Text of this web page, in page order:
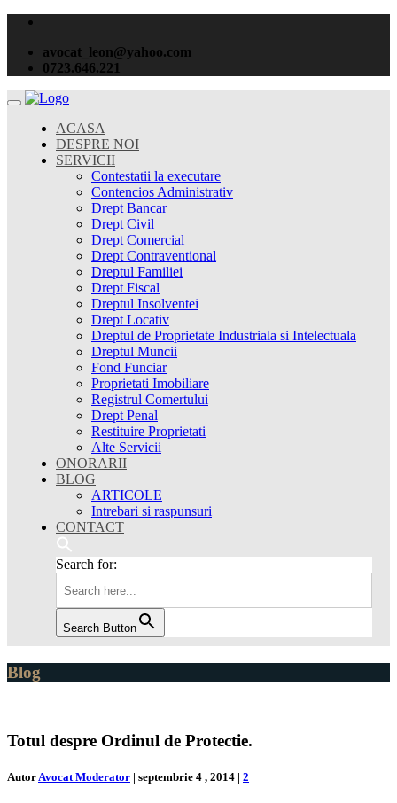
avocat_leon@yahoo.com
0723.646.221
ACASA
DESPRE NOI
SERVICII
Contestatii la executare
Contencios Administrativ
Drept Bancar
Drept Civil
Drept Comercial
Drept Contraventional
Dreptul Familiei
Drept Fiscal
Dreptul Insolventei
Drept Locativ
Dreptul de Proprietate Industriala si Intelectuala
Dreptul Muncii
Fond Funciar
Proprietati Imobiliare
Registrul Comertului
Drept Penal
Restituire Proprietati
Alte Servicii
ONORARII
BLOG
ARTICOLE
Intrebari si raspunsuri
CONTACT
Search for:
Search Button
Blog
Totul despre Ordinul de Protectie.
AutorAvocat Moderator | septembrie 4 , 2014 | 2